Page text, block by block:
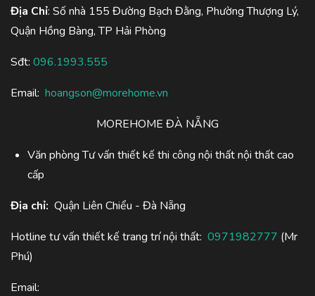
Địa Chỉ: Số nhà 155 Đường Bạch Đằng, Phường Thượng Lý,
Quận Hồng Bàng, TP Hải Phòng
Sđt: 096.1993.555
Email: hoangson@morehome.vn
MOREHOME ĐÀ NẴNG
Văn phòng Tư vấn thiết kế thi công nội thất nội thất cao
cấp
Địa chỉ: Quận Liên Chiểu - Đà Nẵng
Hotline tư vấn thiết kế trang trí nội thất: 0971982777 (Mr
Phú)
Email: